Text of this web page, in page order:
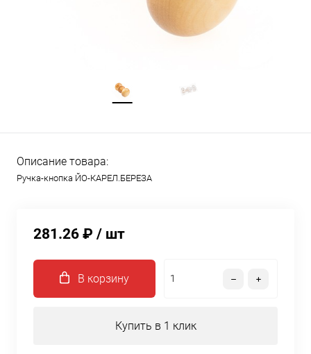
Описание товара:
Ручка-кнопка ЙО-КАРЕЛ.БЕРЕЗА
281.26 ₽ / шт
В корзину
Купить в 1 клик